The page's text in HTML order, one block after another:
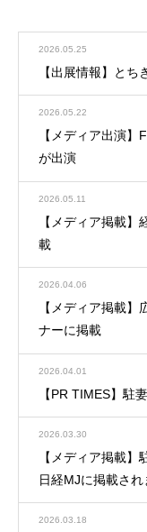
2026.05.25
【出展情報】と
2026.05.22
【メディア出演
が出演
2026.05.11
【メディア掲載
載
2026.04.06
【メディア掲載
ナーに掲載
2026.04.01
【PR TIMES】駐
2026.03.30
【メディア掲載
日経MJに掲載され
2026.03.18